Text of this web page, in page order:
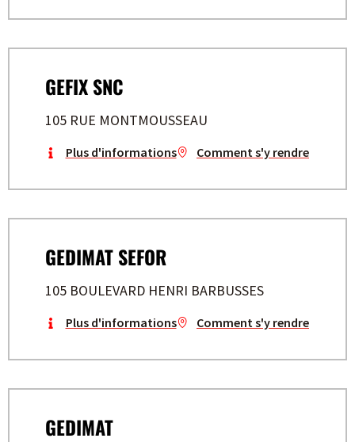
GEFIX SNC
105 RUE MONTMOUSSEAU
Plus d'informations Comment s'y rendre
GEDIMAT SEFOR
105 BOULEVARD HENRI BARBUSSES
Plus d'informations Comment s'y rendre
GEDIMAT